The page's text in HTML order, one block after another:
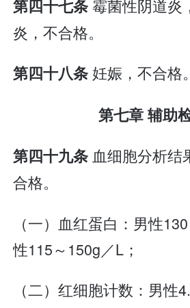
第四十七条霉菌性阴道炎
炎，不合格。
第四十八条妊娠，不合格。
第七章 辅助
第四十九条血细胞分析结
合格。
（一）血红蛋白：男性
性115～150g／L；
（二）红细胞计数：男性